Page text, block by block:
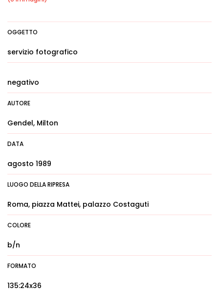
OGGETTO
servizio fotografico
negativo
AUTORE
Gendel, Milton
DATA
agosto 1989
LUOGO DELLA RIPRESA
Roma, piazza Mattei, palazzo Costaguti
COLORE
b/n
FORMATO
135:24x36